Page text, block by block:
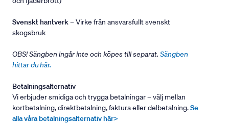
Svenskt hantverk– Virke från ansvarsfullt svenskt
skogsbruk
OBS! Sängben ingår inte och köpes till separat. Sängben
hittar du här.
Betalningsalternativ
Vi erbjuder smidiga och trygga betalningar – välj mellan
kortbetalning, direktbetalning, faktura eller delbetalning.Se
alla våra betalningsalternativ här>